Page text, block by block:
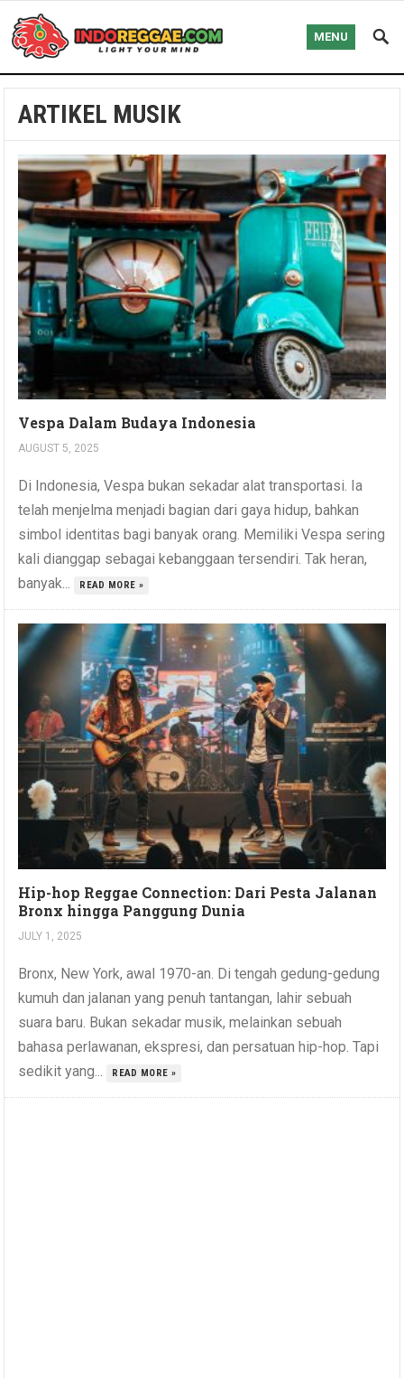
MENU
ARTIKEL MUSIK
Vespa Dalam Budaya Indonesia
AUGUST 5, 2025
Di Indonesia, Vespa bukan sekadar alat transportasi. Ia
telah menjelma menjadi bagian dari gaya hidup, bahkan
simbol identitas bagi banyak orang. Memiliki Vespa sering
kali dianggap sebagai kebanggaan tersendiri. Tak heran,
banyak...
READ MORE »
Hip-hop Reggae Connection: Dari Pesta Jalanan
Bronx hingga Panggung Dunia
JULY 1, 2025
Bronx, New York, awal 1970-an. Di tengah gedung-gedung
kumuh dan jalanan yang penuh tantangan, lahir sebuah
suara baru. Bukan sekadar musik, melainkan sebuah
bahasa perlawanan, ekspresi, dan persatuan hip-hop. Tapi
sedikit yang...
READ MORE »